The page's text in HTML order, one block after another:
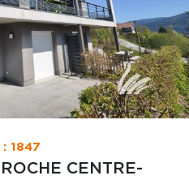
: 1847
CENTRE-